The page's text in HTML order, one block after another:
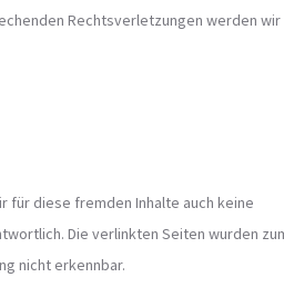
Rechtsverletzungen werden wir
für diese fremden Inhalte auch keine
Die verlinkten Seiten wurden
nicht erkennbar.